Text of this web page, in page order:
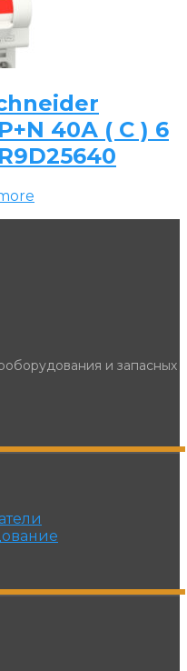
40А ( C ) 6
и запасных